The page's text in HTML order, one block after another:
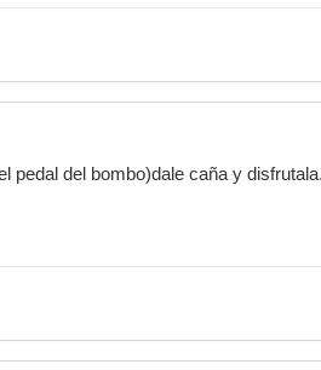
pedal del bombo)dale caña y